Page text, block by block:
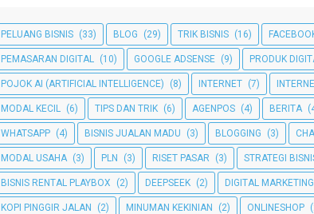
PELUANG BISNIS (33) BLOG (29) TRIK BISNIS (16)
PEMASARAN DIGITAL (10) GOOGLE ADSENSE (9) PRODUK
POJOK AI (ARTIFICIAL INTELLIGENCE) (8) INTERNET (7)
MODAL KECIL (6) TIPS DAN TRIK (6) AGENPOS (4) BERITA
WHATSAPP (4) BISNIS JUALAN MADU (3) BLOGGING (3)
MODAL USAHA (3) PLN (3) RISET PASAR (3) STRATEGI
BISNIS RENTAL PLAYBOX (2) DEEPSEEK (2) DIGITAL MARKETING
KOPI PINGGIR JALAN (2) MINUMAN KEKINIAN (2) ONLINESHOP